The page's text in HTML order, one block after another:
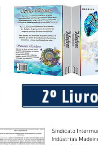
2º
Sindicato
Indústrias